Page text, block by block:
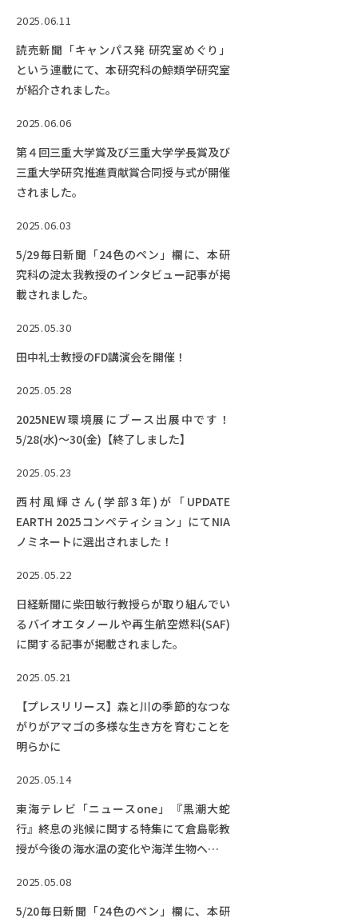
2025.06.11
読売新聞「キャンパス発 研究室めぐり」
という連載にて、本研究科の鯨類学研究室
が紹介されました。
2025.06.06
第４回三重大学賞及び三重大学学長賞及び
三重大学研究推進貢献賞合同授与式が開催
されました。
2025.06.03
5/29毎日新聞「24色のペン」欄に、本研
究科の淀太我教授のインタビュー記事が掲
載されました。
2025.05.30
田中礼士教授のFD講演会を開催！
2025.05.28
2025NEW環境展にブース出展中です！
5/28(水)～30(金)【終了しました】
2025.05.23
西村風輝さん(学部3年)が「UPDATE
EARTH 2025コンペティション」にてNIA
ノミネートに選出されました！
2025.05.22
日経新聞に柴田敏行教授らが取り組んでい
るバイオエタノールや再生航空燃料(SAF)
に関する記事が掲載されました。
2025.05.21
【プレスリリース】森と川の季節的なつな
がりがアマゴの多様な生き方を育むことを
明らかに
2025.05.14
東海テレビ「ニュースone」『黒潮大蛇
行』終息の兆候に関する特集にて倉島彰教
授が今後の海水温の変化や海洋生物への影
2025.05.08
5/20毎日新聞「24色のペン」欄に、本研